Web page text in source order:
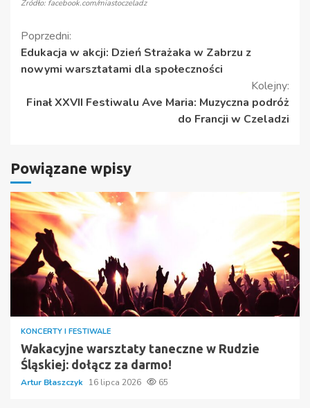
Źródło: facebook.com/miastoczeladz
Kontynuuj
czytanie
Poprzedni:
Edukacja w akcji: Dzień Strażaka w Zabrzu z
nowymi warsztatami dla społeczności
Kolejny:
Finał XXVII Festiwalu Ave Maria: Muzyczna podróż
do Francji w Czeladzi
Powiązane wpisy
KONCERTY I FESTIWALE
Wakacyjne warsztaty taneczne w Rudzie
Śląskiej: dołącz za darmo!
Artur Błaszczyk 16 lipca 2026 65